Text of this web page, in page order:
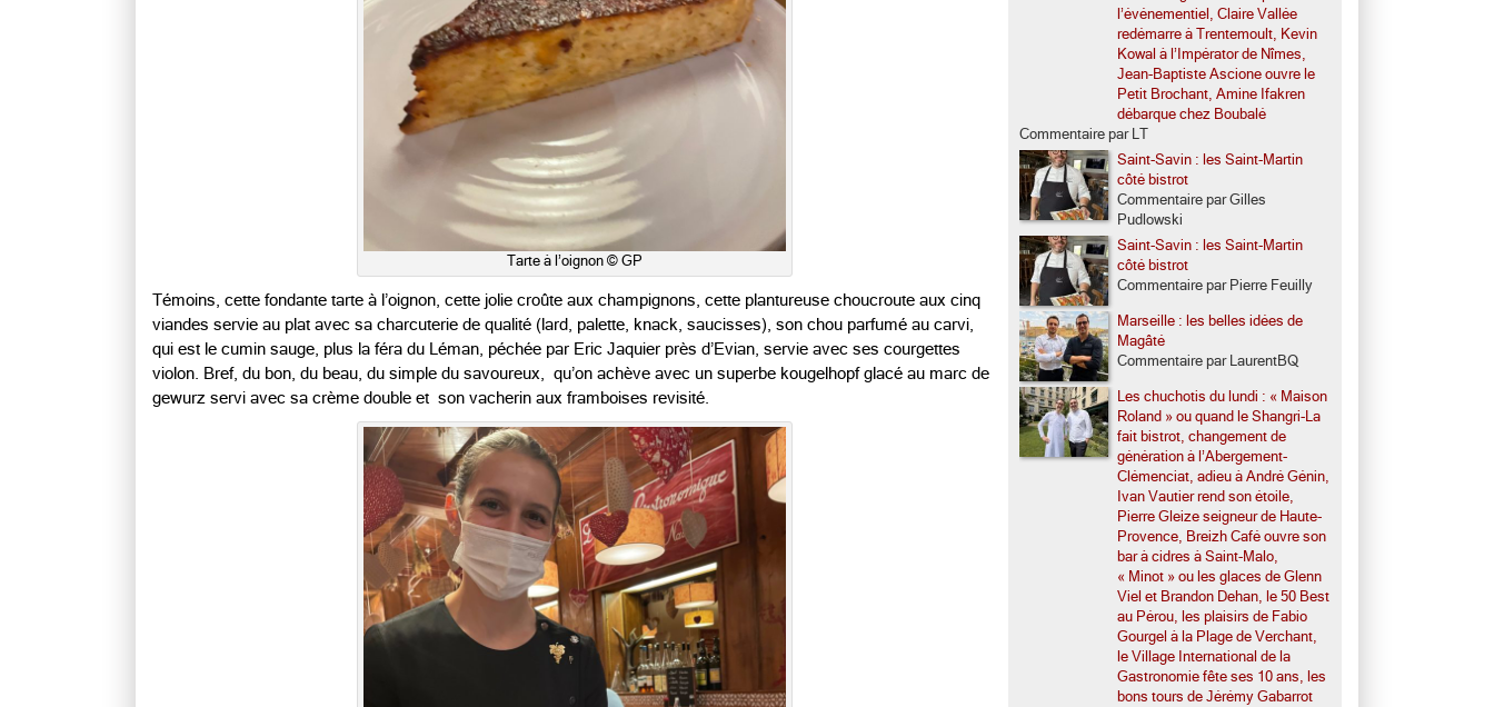
Tarte à l’oignon © GP
Témoins, cette fondante tarte à l’oignon, cette jolie croûte aux champignons, cette plantureuse choucroute aux cinq
viandes servie au plat avec sa charcuterie de qualité (lard, palette, knack, saucisses), son chou parfumé au carvi,
qui est le cumin sauge, plus la féra du Léman, péchée par Eric Jaquier près d’Evian, servie avec ses courgettes
violon. Bref, du bon, du beau, du simple du savoureux, qu’on achève avec un superbe kougelhopf glacé au marc de
gewurz servi avec sa crème double et son vacherin aux framboises revisité.
l’événementiel, Claire Vallée
redémarre à Trentemoult, Kevin
Kowal à l’Impérator de Nîmes,
Jean-Baptiste Ascione ouvre le
Petit Brochant, Amine Ifakren
débarque chez Boubalé
Commentaire par LT
Saint-Savin : les Saint-Martin
côté bistrot
Commentaire par Gilles
Pudlowski
Saint-Savin : les Saint-Martin
côté bistrot
Commentaire par Pierre Feuilly
Marseille : les belles idées de
Magâté
Commentaire par LaurentBQ
Les chuchotis du lundi : « Maison
Roland » ou quand le Shangri-La
fait bistrot, changement de
génération à l’Abergement-
Clémenciat, adieu à André Génin,
Ivan Vautier rend son étoile,
Pierre Gleize seigneur de Haute-
Provence, Breizh Café ouvre son
bar à cidres à Saint-Malo,
« Minot » ou les glaces de Glenn
Viel et Brandon Dehan, le 50 Best
au Pérou, les plaisirs de Fabio
Gourgel à la Plage de Verchant,
le Village International de la
Gastronomie fête ses 10 ans, les
bons tours de Jérémy Gabarrot